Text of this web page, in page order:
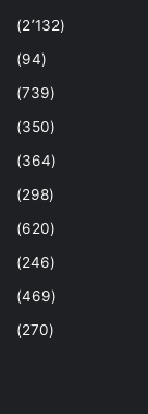
(2٬132)
(94)
(739)
(350)
(364)
(298)
(620)
(246)
(469)
(270)